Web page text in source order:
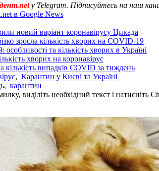
у Telegram. Підписуйтесь на наш
в Google News
новий варіант коронавірусу Цикада
зросла кількість хворих на COVID-19
та кількість хворих в Україні
хворих на коронавірус
кількість випадків COVID за тиждень
, Карантин у Києві та Україні
, карантин
виділіть необхідний текст і натисніть